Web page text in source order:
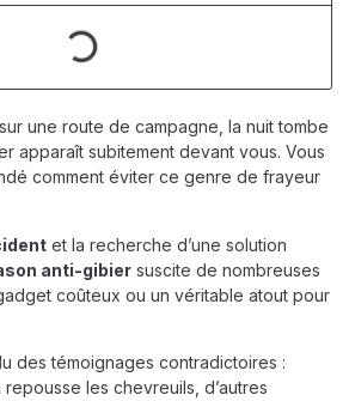
une route de campagne, la nuit tombe
apparaît subitement devant vous. Vous
comment éviter ce genre de frayeur
et la recherche d’une solution
anti-gibier suscite de nombreuses
coûteux ou un véritable atout pour
des témoignages contradictoires :
les chevreuils, d’autres